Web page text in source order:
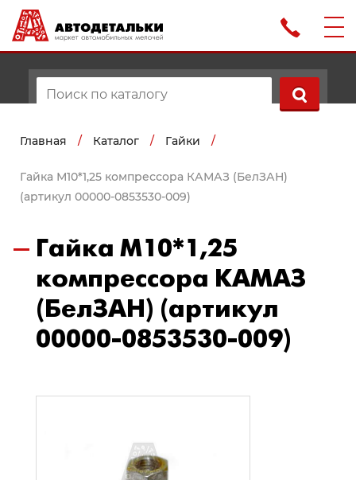
Главная / Каталог / Гайки /
Гайка М10*1,25 компрессора КАМАЗ (БелЗАН)
(артикул 00000-0853530-009)
Гайка М10*1,25
компрессора КАМАЗ
(БелЗАН) (артикул
00000-0853530-009)